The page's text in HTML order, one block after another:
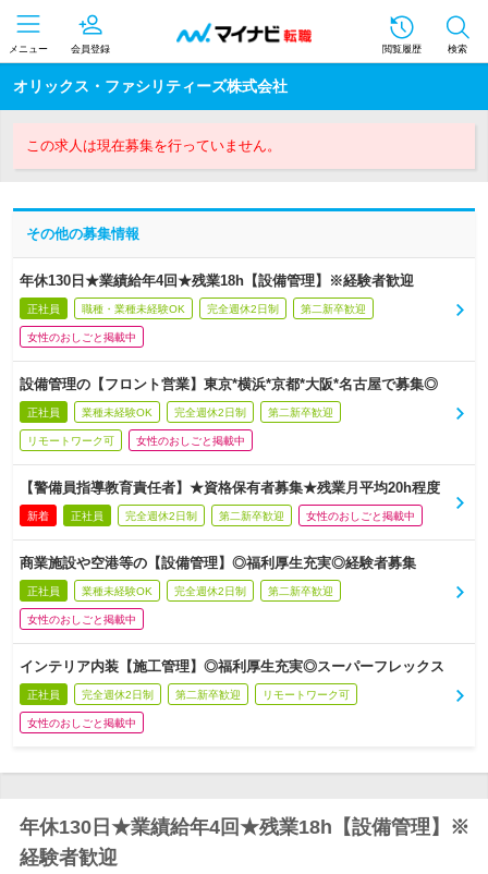
メニュー 会員登録 閲覧履歴 検索
オリックス・ファシリティーズ株式会社
この求人は現在募集を行っていません。
その他の募集情報
年休130日★業績給年4回★残業18h【設備管理】※経験者歓迎
正社員 職種・業種未経験OK 完全週休2日制 第二新卒歓迎
女性のおしごと掲載中
設備管理の【フロント営業】東京*横浜*京都*大阪*名古屋で募集◎
正社員 業種未経験OK 完全週休2日制 第二新卒歓迎
リモートワーク可 女性のおしごと掲載中
【警備員指導教育責任者】★資格保有者募集★残業月平均20h程度
新着 正社員 完全週休2日制 第二新卒歓迎 女性のおしごと掲載中
商業施設や空港等の【設備管理】◎福利厚生充実◎経験者募集
正社員 業種未経験OK 完全週休2日制 第二新卒歓迎
女性のおしごと掲載中
インテリア内装【施工管理】◎福利厚生充実◎スーパーフレックス
正社員 完全週休2日制 第二新卒歓迎 リモートワーク可
女性のおしごと掲載中
年休130日★業績給年4回★残業18h【設備管理】※
経験者歓迎